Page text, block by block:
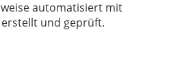
automatisiert mit
und geprüft.